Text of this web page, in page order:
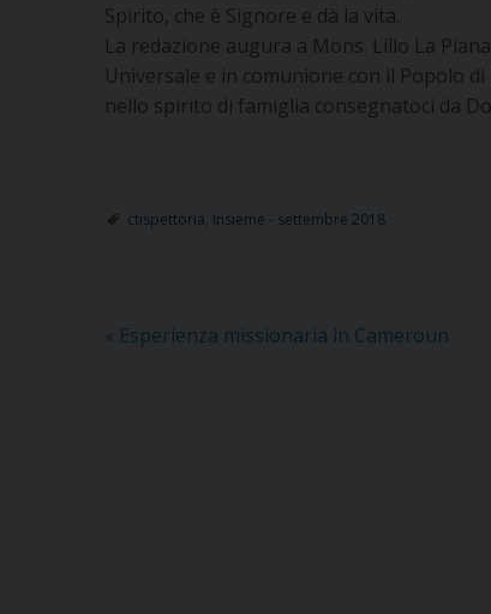
Spirito, che è Signore e dà la vita.
La redazione augura a Mons. Lillo La
Universale e in comunione con il Popolo
nello spirito di famiglia consegnatoci da
ctispettoria Insieme - settembre 2018
« Esperienza missionaria in Cameroun